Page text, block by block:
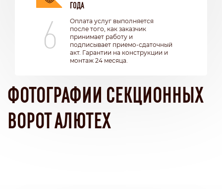
6
ГОДА
Оплата услуг выполняется
после того, как заказчик
принимает работу и
подписывает приемо-сдаточный
акт. Гарантии на конструкции и
монтаж 24 месяца.
ФОТОГРАФИИ СЕКЦИОННЫХ
ВОРОТ АЛЮТЕХ